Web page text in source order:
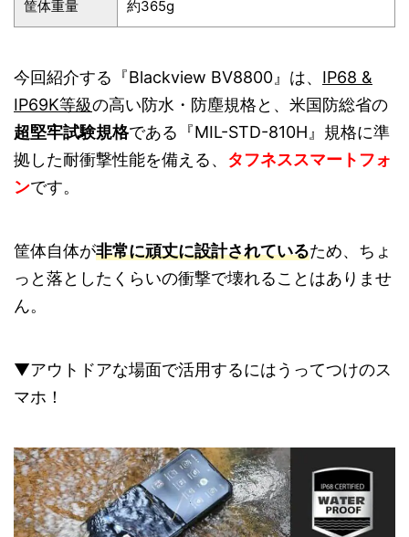
筐体重量 約365g
今回紹介する『Blackview BV8800』は、 IP68 &
IP69K等級の高い防水・防塵規格と、米国防総省の
超堅牢試験規格である『MIL-STD-810H』規格に準
拠した耐衝撃性能を備える、 タフネススマートフォ
ンです。
筐体自体が非常に頑丈に設計されているため、ちょ
っと落としたくらいの衝撃で壊れることはありませ
ん。
▼アウトドアな場面で活用するにはうってつけのス
マホ！